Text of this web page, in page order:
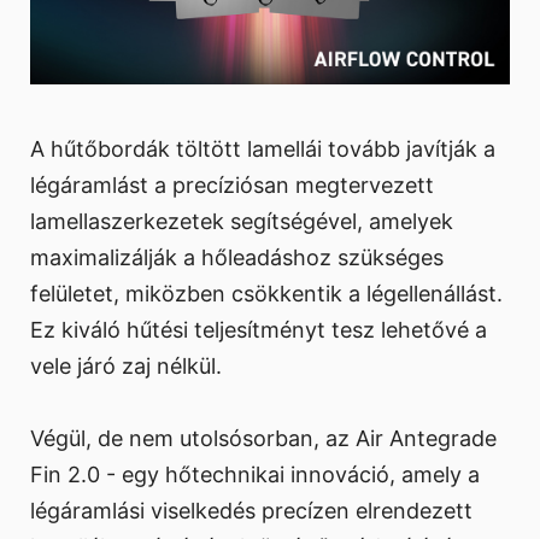
A hűtőbordák töltött lamellái tovább javítják a
légáramlást a precíziósan megtervezett
lamellaszerkezetek segítségével, amelyek
maximalizálják a hőleadáshoz szükséges
felületet, miközben csökkentik a légellenállást.
Ez kiváló hűtési teljesítményt tesz lehetővé a
vele járó zaj nélkül.
Végül, de nem utolsósorban, az Air Antegrade
Fin 2.0 - egy hőtechnikai innováció, amely a
légáramlási viselkedés precízen elrendezett